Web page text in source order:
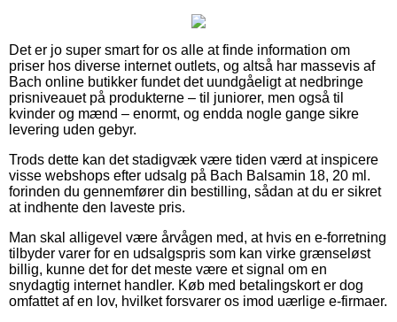
Det er jo super smart for os alle at finde information om
priser hos diverse internet outlets, og altså har massevis af
Bach online butikker fundet det uundgåeligt at nedbringe
prisniveauet på produkterne – til juniorer, men også til
kvinder og mænd – enormt, og endda nogle gange sikre
levering uden gebyr.
Trods dette kan det stadigvæk være tiden værd at inspicere
visse webshops efter udsalg på Bach Balsamin 18, 20 ml.
forinden du gennemfører din bestilling, sådan at du er sikret
at indhente den laveste pris.
Man skal alligevel være årvågen med, at hvis en e-forretning
tilbyder varer for en udsalgspris som kan virke grænseløst
billig, kunne det for det meste være et signal om en
snydagtig internet handler. Køb med betalingskort er dog
omfattet af en lov, hvilket forsvarer os imod uærlige e-firmaer.